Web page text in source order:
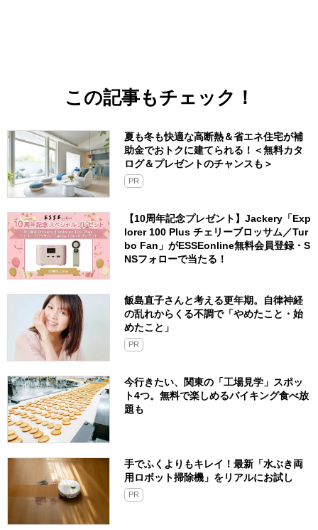
この記事もチェック！
夏も冬も快適な高断熱＆省エネ住宅が補
助金でおトクに建てられる！＜無料カタ
ログ＆プレゼントのチャンスも＞
PR
【10周年記念プレゼント】Jackery「Exp
lorer 100 Plus チェリーブロッサム／Tur
bo Fan」がESSEonline無料会員登録・S
NSフォローで当たる！
飯島直子さんと考える更年期。自律神経
の乱れからくる不調で「やめたこと・始
めたこと」
PR
今行きたい、関東の「工場見学」スポッ
ト4つ。無料で楽しめるバイキング食べ放
題も
手でふくよりもキレイ！最新「水ぶき両
用ロボット掃除機」をリアルにお試し
PR